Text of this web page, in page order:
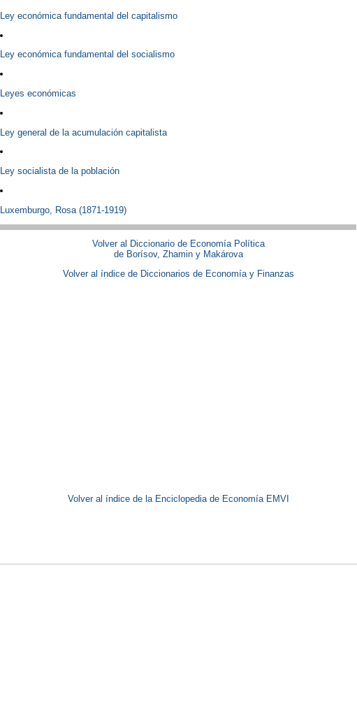
Ley económica fundamental del capitalismo
Ley económica fundamental del socialismo
Leyes económicas
Ley general de la acumulación capitalista
Ley socialista de la población
Luxemburgo, Rosa (1871-1919)
Volver al Diccionario de Economía Política
de Borísov, Zhamin y Makárova
Volver al índice de Diccionarios de Economía y Finanzas
Volver al índice de la Enciclopedia de Economía EMVI